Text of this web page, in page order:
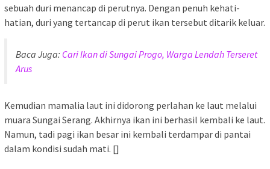
sebuah duri menancap di perutnya. Dengan penuh kehati-
hatian, duri yang tertancap di perut ikan tersebut ditarik keluar.
Baca Juga: Cari Ikan di Sungai Progo, Warga Lendah Terseret
Arus
Kemudian mamalia laut ini didorong perlahan ke laut melalui
muara Sungai Serang. Akhirnya ikan ini berhasil kembali ke laut.
Namun, tadi pagi ikan besar ini kembali terdampar di pantai
dalam kondisi sudah mati. []